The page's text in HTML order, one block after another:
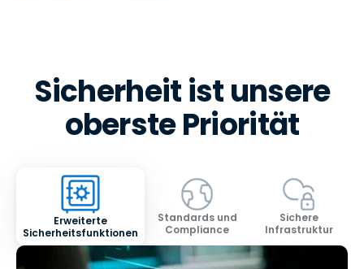
Sicherheit ist unsere
oberste Priorität
Erweiterte
Sicherheitsfunktionen
Standards und
Compliance
Sichere
Infrastruktur